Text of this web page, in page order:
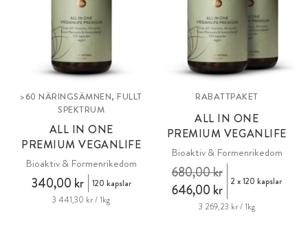
>60 NÄRINGSÄMNEN, FULLT
SPEKTRUM
ALL IN ONE
PREMIUM VEGANLIFE
Bioaktiv & Formenrikedom
340,00 kr
120 kapslar
3 441,30 kr / 1kg
RABATTPAKET
ALL IN ONE
PREMIUM VEGANLIFE
Bioaktiv & Formenrikedom
646,00 kr
680,00 kr 2 x 120 kapslar
3 269,23 kr / 1kg